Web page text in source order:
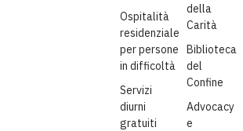
Ospitalità
residenziale
per persone
in difficoltà
Servizi
diurni
gratuiti
della
Carità
Biblioteca
del
Confine
Advocacy
e